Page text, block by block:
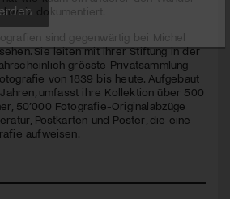
dokumentiert.
sind gegenwärtig bei Michel
Sie leiten mit ihrer Stiftung in der
grösste Privatsammlung
von 1839 bis heute. Aufgebaut
umfasst ihre Kollektion über 500
50’000 Fotografie-Originalabzüge
Postkarten und Poster, die eine
aufweisen.